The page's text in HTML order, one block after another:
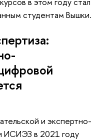
студентам Вышки.
и экспертно-
ИСИЭЗ в 2021 году